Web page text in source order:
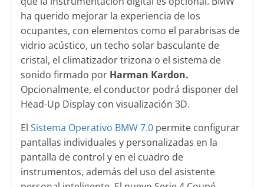
ha querido mejorar la experiencia de los
ocupantes, con elementos como el parabrisas de
vidrio acústico, un techo solar basculante de
cristal, el climatizador trizona o el sistema de
sonido firmado por Harman Kardon.
Opcionalmente, el conductor podrá disponer del
Head-Up Display con visualización 3D.
El Sistema Operativo BMW 7.0permite configurar
pantallas individuales y personalizadas en la
pantalla de control y en el cuadro de
instrumentos, además del uso del asistente